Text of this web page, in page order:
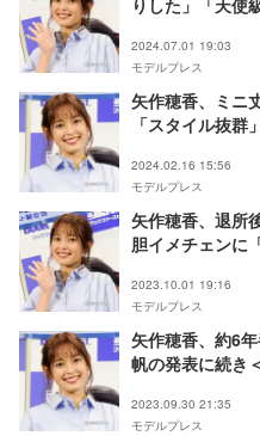
2024.07.01 19:03
モデルプレス
矢作穂香、ミニ
「スタイル抜群
2024.02.16 15:56
モデルプレス
矢作穂香、退所
胆イメチェンに
2023.10.01 19:16
モデルプレス
矢作穂香、約6
帆の発表に続き
2023.09.30 21:35
モデルプレス